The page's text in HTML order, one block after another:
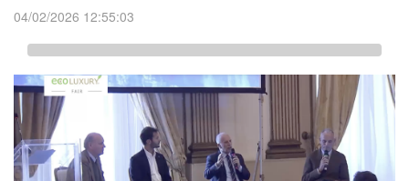
04/02/2026 12:55:03